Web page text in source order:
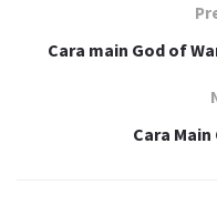
Cara main God of
Cara Main